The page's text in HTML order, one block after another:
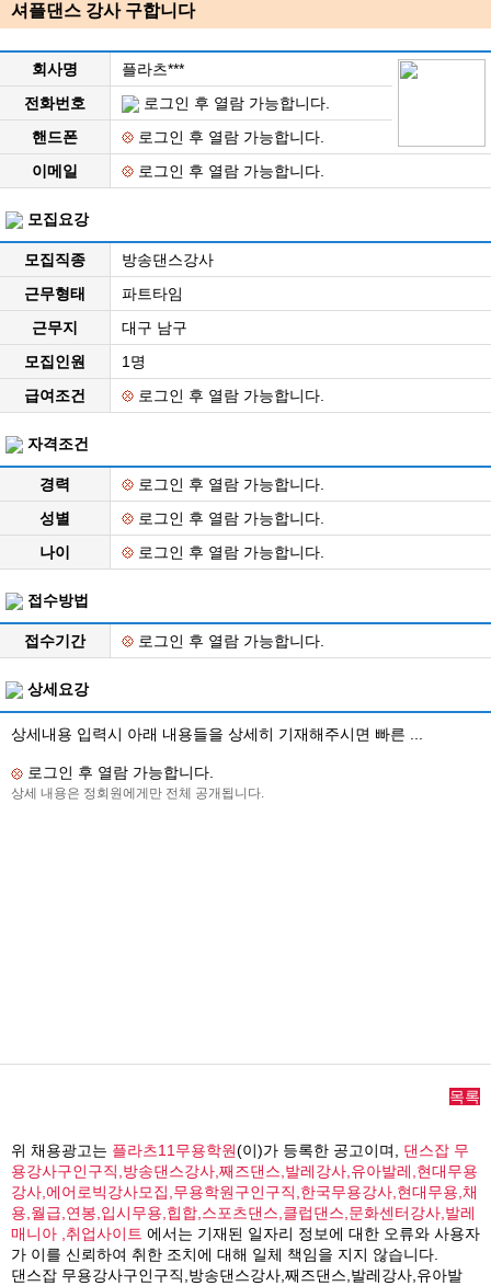
셔플댄스 강사 구합니다
회사명
플라츠***
전화번호
로그인 후 열람 가능합니다.
핸드폰
로그인 후 열람 가능합니다.
이메일
로그인 후 열람 가능합니다.
모집요강
모집직종
방송댄스강사
근무형태
파트타임
근무지
대구 남구
모집인원
1명
급여조건
로그인 후 열람 가능합니다.
자격조건
경력
로그인 후 열람 가능합니다.
성별
로그인 후 열람 가능합니다.
나이
로그인 후 열람 가능합니다.
접수방법
접수기간 로그인 후 열람 가능합니다.
상세요강
상세내용 입력시 아래 내용들을 상세히 기재해주시면 빠른 ...
로그인 후 열람 가능합니다.
상세 내용은 정회원에게만 전체 공개됩니다.
목록
위 채용광고는 플라츠11무용학원(이)가 등록한 공고이며, 댄스잡 무
용강사구인구직,방송댄스강사,째즈댄스,발레강사,유아발레,현대무용
강사,에어로빅강사모집,무용학원구인구직,한국무용강사,현대무용,채
용,월급,연봉,입시무용,힙합,스포츠댄스,클럽댄스,문화센터강사,발레
매니아 ,취업사이트 에서는 기재된 일자리 정보에 대한 오류와 사용자
가 이를 신뢰하여 취한 조치에 대해 일체 책임을 지지 않습니다.
댄스잡 무용강사구인구직,방송댄스강사,째즈댄스,발레강사,유아발